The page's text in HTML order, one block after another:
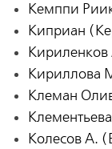
Кемппи
Киприан
Кириллова
Клеман
Колесов А.